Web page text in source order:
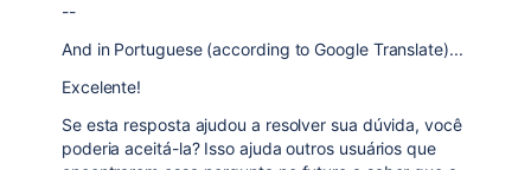
--
And in Portuguese (according to Google Translate)...
Excelente!
Se esta resposta ajudou a resolver sua dúvida, você
poderia aceitá-la? Isso ajuda outros usuários que